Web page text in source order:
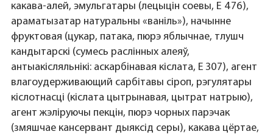
какава-алей, эмульгатары (лецыцін соевы, Е 476),
араматызатар натуральны «ваніль»), начынне
фруктовая (цукар, патака, пюрэ яблычнае, тлушч
кандытарскі (сумесь раслінных алеяў,
антыакісляльнікі: аскарбінавая кіслата, Е 307), агент
влагоудерживающий сарбітавы сіроп, рэгулятары
кіслотнасці (кіслата цытрынавая, цытрат натрыю),
агент жэліруючы пекцін, пюрэ чорных парэчак
(змяшчае кансервант дыяксід серы), какава цёртае,